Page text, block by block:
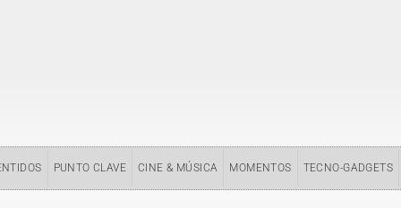
PUNTO CLAVE CINE & MÚSICA MOMENTOS TECNO-GADGETS